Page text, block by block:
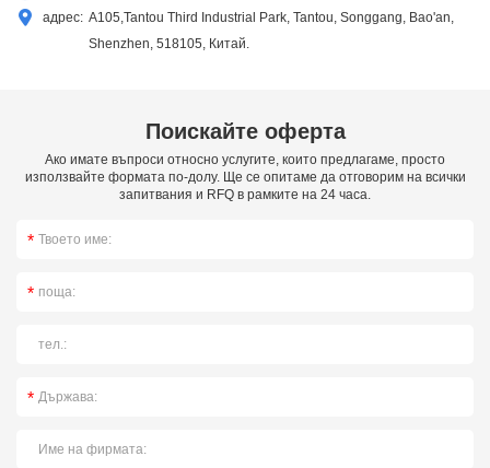
адрес: A105,Tantou Third Industrial Park, Tantou, Songgang, Bao'an,
Shenzhen, 518105, Китай.
Поискайте оферта
Ако имате въпроси относно услугите, които предлагаме, просто
използвайте формата по-долу. Ще се опитаме да отговорим на всички
запитвания и RFQ в рамките на 24 часа.